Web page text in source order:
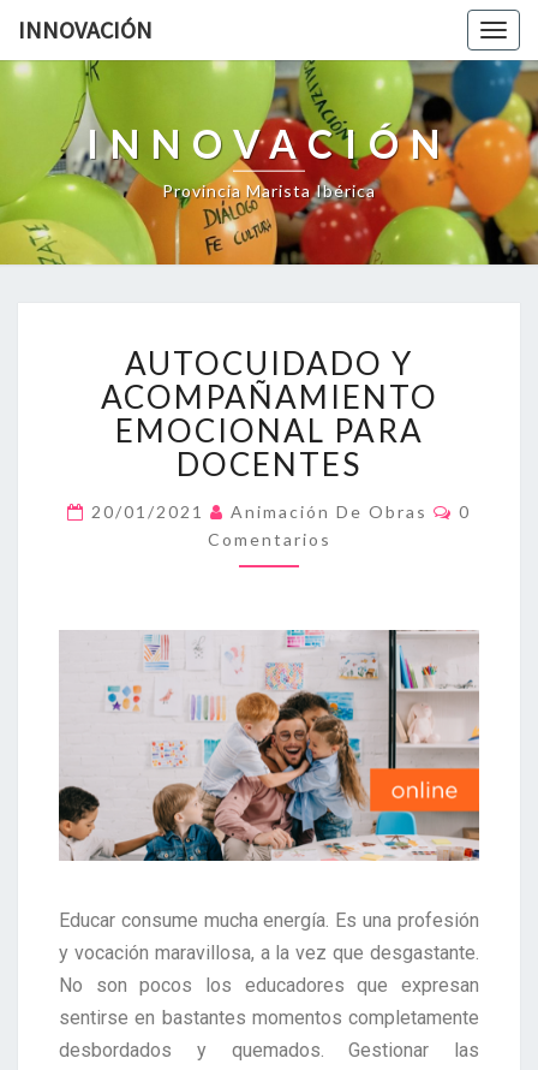
INNOVACIÓN
INNOVACIÓN
Provincia Marista Ibérica
AUTOCUIDADO Y
ACOMPAÑAMIENTO
EMOCIONAL PARA
DOCENTES
20/01/2021 Animación De Obras
0
Comentarios
Educar consume mucha energía. Es una profesión
y vocación maravillosa, a la vez que desgastante.
No son pocos los educadores que expresan
sentirse en bastantes momentos completamente
desbordados y quemados. Gestionar las